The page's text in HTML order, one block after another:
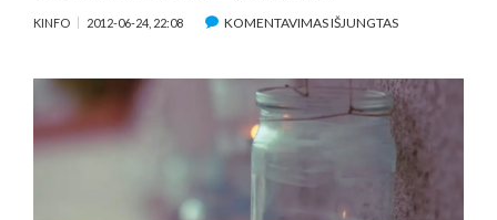
KINFO 2012-06-24, 22:08 KOMENTAVIMAS IŠJUNGTASĮRAŠE
YOMAYO
VASAROS
DVELKSMAS
SU
VAIVA
MAINELYTE